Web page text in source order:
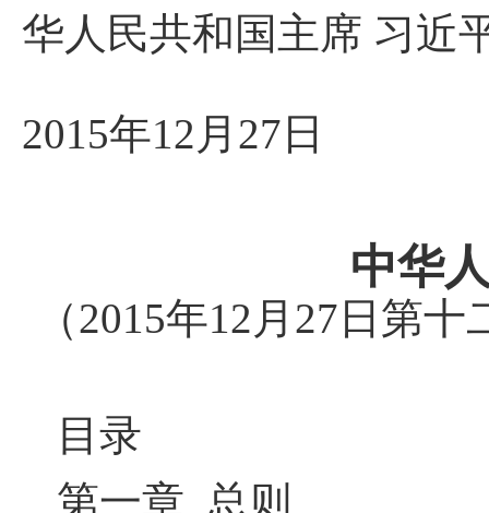
华人民共和国主席 习近
2015年12月27日
中华
（2015年12月27日第
目录
第一章 总则